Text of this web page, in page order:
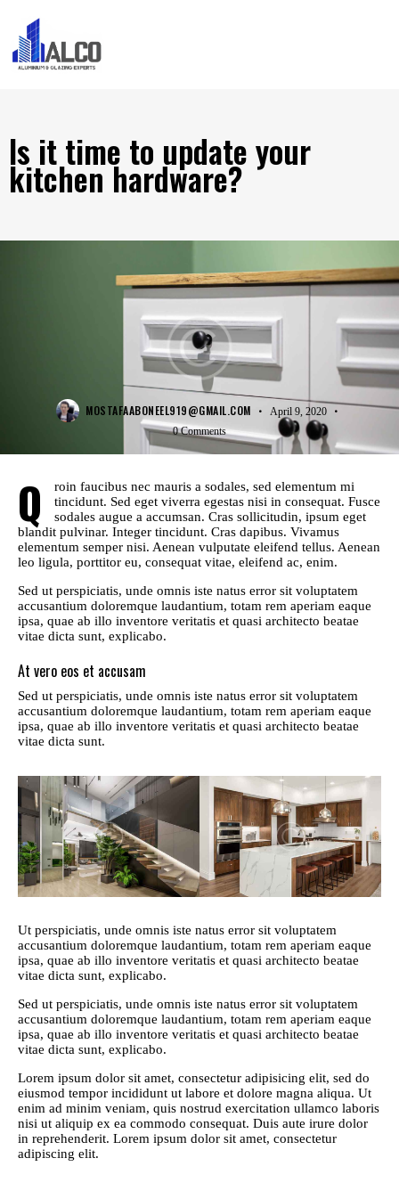
Is it time to update your
kitchen hardware?
HARDWARE
MOSTAFAABONEEL919@GMAIL.COM
April 9, 2020
0 Comments
Q
roin faucibus nec mauris a sodales, sed elementum mi
tincidunt. Sed eget viverra egestas nisi in consequat. Fusce
sodales augue a accumsan. Cras sollicitudin, ipsum eget
blandit pulvinar. Integer tincidunt. Cras dapibus. Vivamus
elementum semper nisi. Aenean vulputate eleifend tellus. Aenean
leo ligula, porttitor eu, consequat vitae, eleifend ac, enim.
Sed ut perspiciatis, unde omnis iste natus error sit voluptatem
accusantium doloremque laudantium, totam rem aperiam eaque
ipsa, quae ab illo inventore veritatis et quasi architecto beatae
vitae dicta sunt, explicabo.
At vero eos et accusam
Sed ut perspiciatis, unde omnis iste natus error sit voluptatem
accusantium doloremque laudantium, totam rem aperiam eaque
ipsa, quae ab illo inventore veritatis et quasi architecto beatae
vitae dicta sunt.
Ut perspiciatis, unde omnis iste natus error sit voluptatem
accusantium doloremque laudantium, totam rem aperiam eaque
ipsa, quae ab illo inventore veritatis et quasi architecto beatae
vitae dicta sunt, explicabo.
Sed ut perspiciatis, unde omnis iste natus error sit voluptatem
accusantium doloremque laudantium, totam rem aperiam eaque
ipsa, quae ab illo inventore veritatis et quasi architecto beatae
vitae dicta sunt, explicabo.
Lorem ipsum dolor sit amet, consectetur adipisicing elit, sed do
eiusmod tempor incididunt ut labore et dolore magna aliqua. Ut
enim ad minim veniam, quis nostrud exercitation ullamco laboris
nisi ut aliquip ex ea commodo consequat. Duis aute irure dolor
in reprehenderit. Lorem ipsum dolor sit amet, consectetur
adipiscing elit.